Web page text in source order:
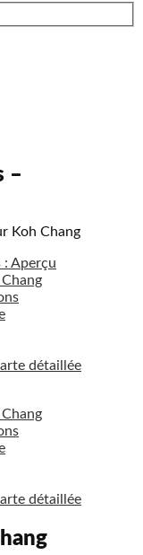
–
Koh Chang
: Aperçu
détaillée
détaillée